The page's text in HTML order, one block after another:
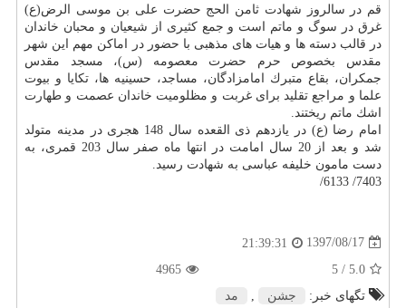
قم در سالروز شهادت ثامن الحج حضرت علی بن موسی الرض(ع)
غرق در سوگ و ماتم است و جمع كثیری از شیعیان و محبان خاندان
در قالب دسته ها و هیات های مذهبی با حضور در اماكن مهم این شهر
مقدس بخصوص حرم حضرت معصومه (س)، مسجد مقدس
جمكران، بقاع متبرك امامزادگان، مساجد، حسینیه ها، تكایا و بیوت
علما و مراجع تقلید برای غربت و مظلومیت خاندان عصمت و طهارت
اشك ماتم ریختند.
امام رضا (ع) در یازدهم ذی القعده سال 148 هجری در مدینه متولد
شد و بعد از 20 سال امامت در انتها ماه صفر سال 203 قمری، به
دست مامون خلیفه عباسی به شهادت رسید.
7403/ 6133/
1397/08/17
21:39:31
5.0
/ 5
4965
تگهای خبر:
جشن مد